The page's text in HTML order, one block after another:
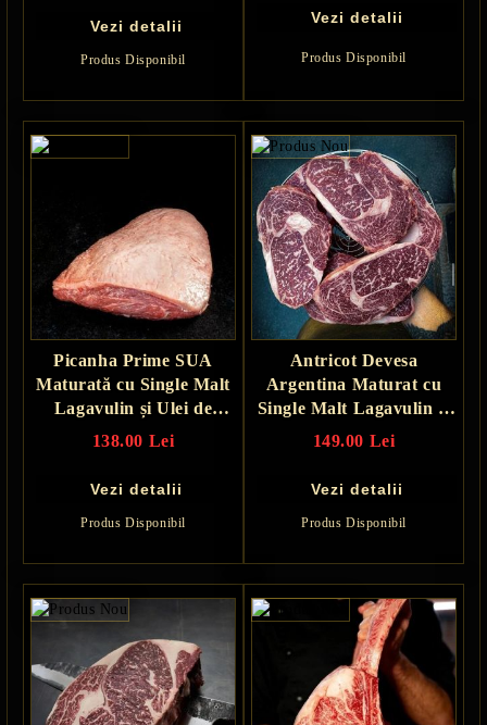
Vezi detalii
Produs Disponibil
Vezi detalii
Produs Disponibil
Picanha Prime SUA
Maturată cu Single Malt
Lagavulin și Ulei de
Măsline - 30 zile
138.00 Lei
Vezi detalii
Produs Disponibil
Antricot Devesa
Argentina Maturat cu
Single Malt Lagavulin și
Ulei de Măsline - 30 zile
149.00 Lei
Vezi detalii
Produs Disponibil